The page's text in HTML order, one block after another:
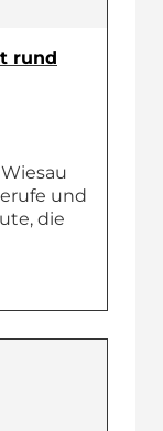
rund
und
die